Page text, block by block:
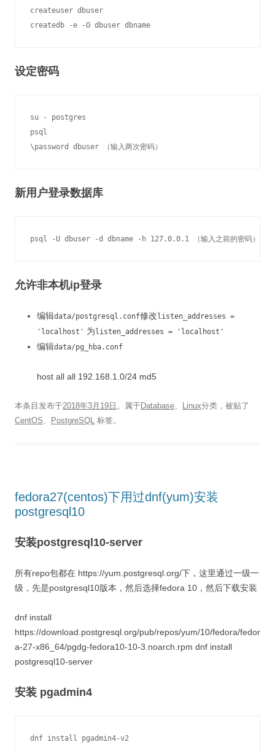
createuser dbuser
设定密码
su - postgres
psql
新用户登录数据库
允许非本机ip登录
编辑data/postgresql.conf修改 listen_addresses =
'localhost' 为 listen_addresses = 'localhost'
编辑data/pg_hba.conf
host all all 192.168.1.0/24 md5
本条目发布于2018年3月19日 。属于Database、 Linux分类，被贴了
CentOS、 PostgreSQL 标签。
fedora27(centos)下用过dnf(yum)安装
postgresql10
安装postgresql10-server
所有repo包都在 https://yum.postgresql.org/下，这里通过一级一
级，先是postgresql10版本，然后选择fedora 10，然后下载安装
dnf install
https://download.postgresql.org/pub/repos/yum/10/fedora/fedor
a-27-x86_64/pgdg-fedora10-10-3.noarch.rpm dnf install
postgresql10-server
安装 pgadmin4